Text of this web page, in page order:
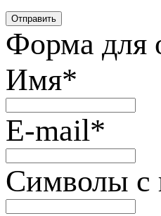
Форма для
Имя*
E-mail*
Символы с